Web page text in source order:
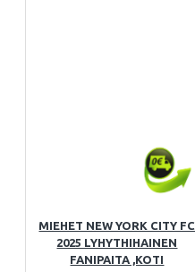
MIEHET NEW YORK CITY FC
2025 LYHYTHIHAINEN
FANIPAITA ,KOTI